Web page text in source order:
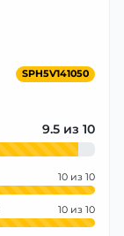
SPH5V141050
9.5
10
10